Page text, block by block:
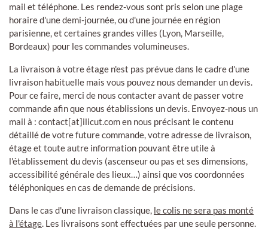
mail et téléphone. Les rendez-vous sont pris selon une plage
horaire d'une demi-journée, ou d'une journée en région
parisienne, et certaines grandes villes (Lyon, Marseille,
Bordeaux) pour les commandes volumineuses.
La livraison à votre étage n'est pas prévue dans le cadre d'une
livraison habituelle mais vous pouvez nous demander un devis.
Pour ce faire, merci de nous contacter avant de passer votre
commande afin que nous établissions un devis. Envoyez-nous un
mail à : contact[at]ilicut.com en nous précisant le contenu
détaillé de votre future commande, votre adresse de livraison,
étage et toute autre information pouvant être utile à
l'établissement du devis (ascenseur ou pas et ses dimensions,
accessibilité générale des lieux…) ainsi que vos coordonnées
téléphoniques en cas de demande de précisions.
Dans le cas d'une livraison classique, le colis ne sera pas monté
à l'étage. Les livraisons sont effectuées par une seule personne.